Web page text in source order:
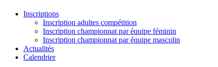
Inscriptions
Inscription adultes compétition
Inscription championnat par équipe féminin
Inscription championnat par équipe masculin
Actualités
Calendrier